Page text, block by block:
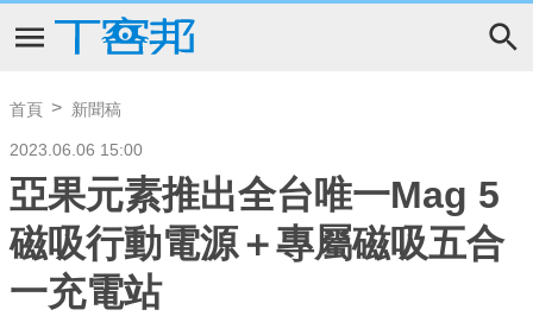
首頁 新聞稿
2023.06.06 15:00
亞果元素推出全台唯一Mag 5
磁吸行動電源＋專屬磁吸五合
一充電站